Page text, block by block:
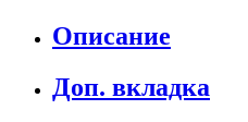
Описание
Доп. вкладка